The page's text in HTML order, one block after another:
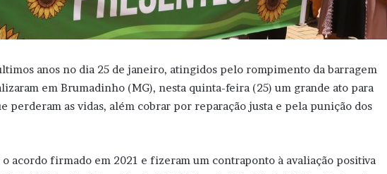
anos no dia 25 de janeiro, atingidos pelo rompimento da barragem
em Brumadinho (MG), nesta quinta-feira (25) um grande ato para
perderam as vidas, além cobrar por reparação justa e pela punição dos
acordo firmado em 2021 e fizeram um contraponto à avaliação positiva